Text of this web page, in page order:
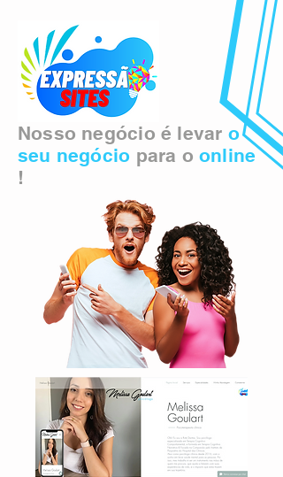
Nosso negócio é levar o
seu negócio para o online
!